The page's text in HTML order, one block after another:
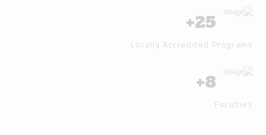
25
+
Locally Accredited Programs
8
+
Faculties